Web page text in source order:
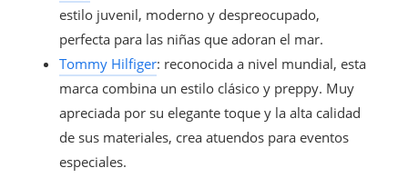
estilo juvenil, moderno y despreocupado,
perfecta para las niñas que adoran el mar.
Tommy Hilfiger: reconocida a nivel mundial, esta
marca combina un estilo clásico y preppy. Muy
apreciada por su elegante toque y la alta calidad
de sus materiales, crea atuendos para eventos
especiales.